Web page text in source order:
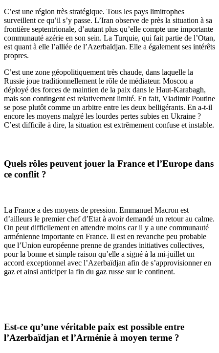
C’est une région très stratégique. Tous les pays limitrophes
surveillent ce qu’il s’y passe. L’Iran observe de près la situation à sa
frontière septentrionale, d’autant plus qu’elle compte une importante
communauté azérie en son sein. La Turquie, qui fait partie de l’Otan,
est quant à elle l’alliée de l’Azerbaïdjan. Elle a également ses intérêts
propres.
C’est une zone géopolitiquement très chaude, dans laquelle la
Russie joue traditionnellement le rôle de médiateur. Moscou a
déployé des forces de maintien de la paix dans le Haut-Karabagh,
mais son contingent est relativement limité. En fait, Vladimir Poutine
se pose plutôt comme un arbitre entre les deux belligérants. En a-t-il
encore les moyens malgré les lourdes pertes subies en Ukraine ?
C’est difficile à dire, la situation est extrêmement confuse et instable.
Quels rôles peuvent jouer la France et l’Europe dans
ce conflit ?
La France a des moyens de pression. Emmanuel Macron est
d’ailleurs le premier chef d’Etat à avoir demandé un retour au calme.
On peut difficilement en attendre moins car il y a une communauté
arménienne importante en France. Il est en revanche peu probable
que l’Union européenne prenne de grandes initiatives collectives,
pour la bonne et simple raison qu’elle a signé à la mi-juillet un
accord exceptionnel avec l’Azerbaïdjan afin de s’approvisionner en
gaz et ainsi anticiper la fin du gaz russe sur le continent.
Est-ce qu’une véritable paix est possible entre
l’Azerbaïdjan et l’Arménie à moyen terme ?